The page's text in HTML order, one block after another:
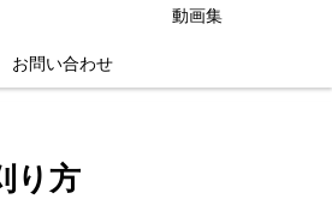
動画集
お問い合わせ
り方